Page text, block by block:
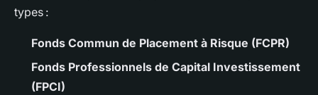
types :
Fonds Commun de Placement à Risque (FCPR)
Fonds Professionnels de Capital Investissement
(FPCI)